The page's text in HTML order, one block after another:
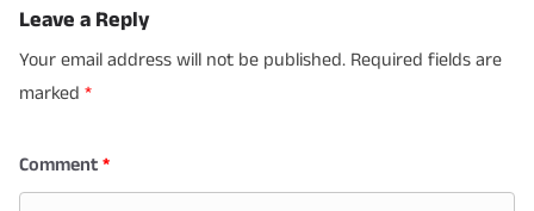
Leave a Reply
Your email address will not be published. Required fields are
marked *
Comment*